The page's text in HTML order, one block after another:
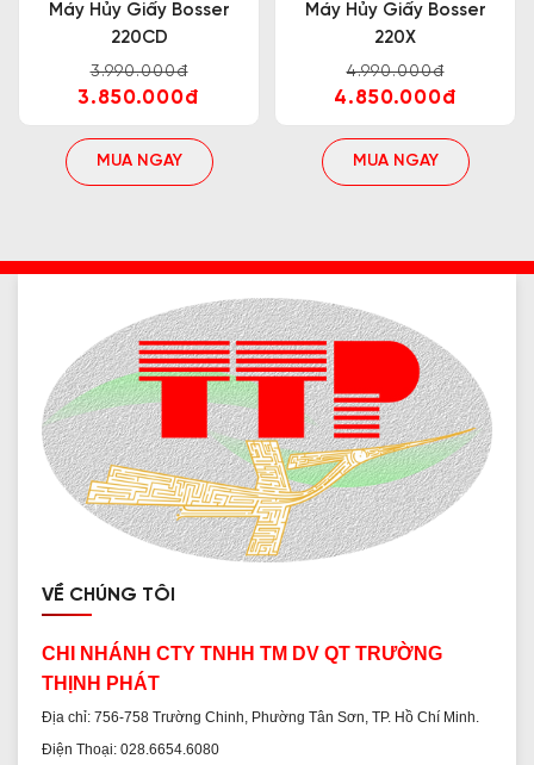
Máy Hủy Giấy Bosser
220CD
3.990.000đ
3.850.000đ
MUA NGAY
Máy Hủy Giấy Bosser
220X
4.990.000đ
4.850.000đ
MUA NGAY
VỀ CHÚNG TÔI
CHI NHÁNH CTY TNHH TM DV QT TRƯỜNG
THỊNH PHÁT
Địa chỉ: 756-758 Trường Chinh, Phường Tân Sơn, TP. Hồ Chí Minh.
Điện Thoại: 028.6654.6080